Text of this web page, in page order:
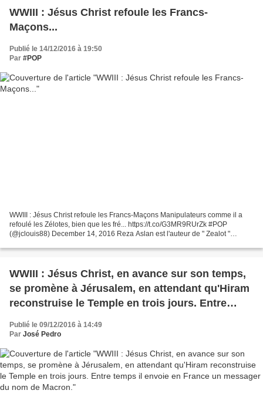
WWIII : Jésus Christ refoule les Francs-
Maçons...
Publié le 14/12/2016 à 19:50
Par #POP
WWIII : Jésus Christ refoule les Francs-Maçons Manipulateurs comme il a
refoulé les Zélotes, bien que les fré... https://t.co/G3MR9RUrZk #POP
(@jclouis88) December 14, 2016 Reza Aslan est l'auteur de " Zealot "
WWIII : Jésus Christ, en avance sur son temps,
se promène à Jérusalem, en attendant qu'Hiram
reconstruise le Temple en trois jours. Entre
temps il envoie en France un messager du nom
de Macron.
Publié le 09/12/2016 à 14:49
Par José Pedro